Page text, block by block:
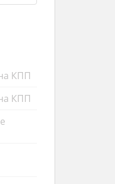
КПП
КПП